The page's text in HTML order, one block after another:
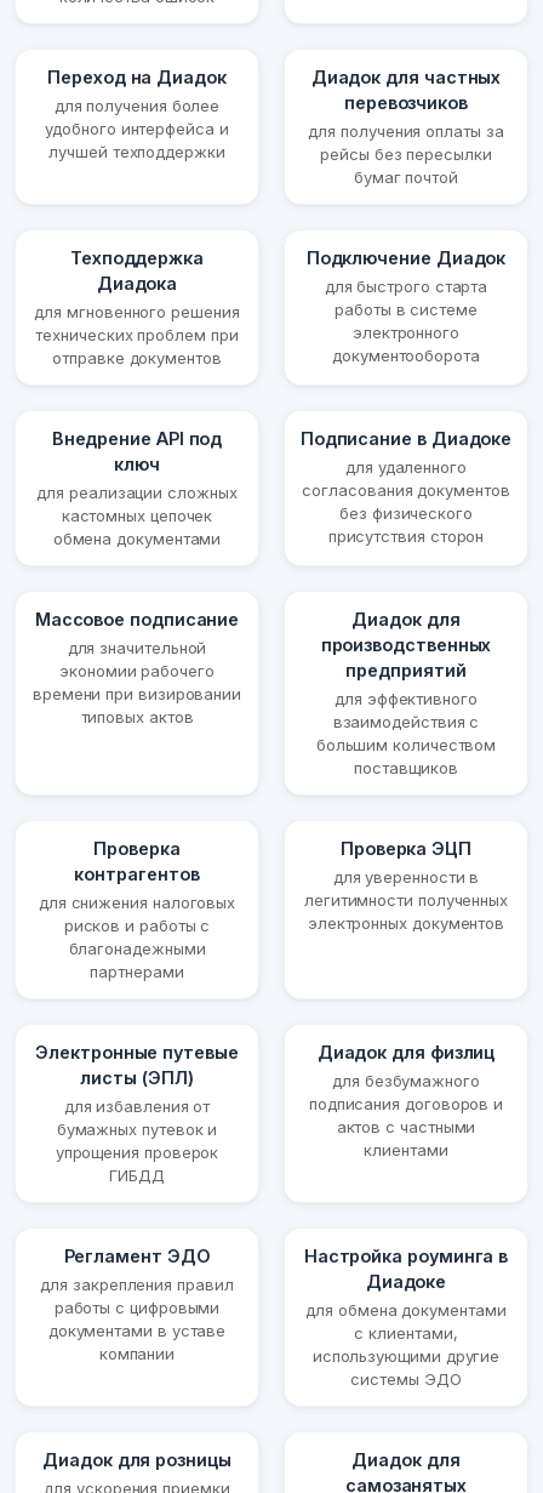
Переход на Диадок
для получения более
удобного интерфейса и
лучшей техподдержки
Диадок для частных
перевозчиков
для получения оплаты за
рейсы без пересылки
бумаг почтой
Техподдержка
Диадока
для мгновенного решения
технических проблем при
отправке документов
Подключение Диадок
для быстрого старта
работы в системе
электронного
документооборота
Внедрение API под
ключ
для реализации сложных
кастомных цепочек
обмена документами
Подписание в Диадоке
для удаленного
согласования документов
без физического
присутствия сторон
Массовое подписание
для значительной
экономии рабочего
времени при визировании
типовых актов
Диадок для
производственных
предприятий
для эффективного
взаимодействия с
большим количеством
поставщиков
Проверка
контрагентов
для снижения налоговых
рисков и работы с
благонадежными
партнерами
Проверка ЭЦП
для уверенности в
легитимности полученных
электронных документов
Электронные путевые
листы (ЭПЛ)
для избавления от
бумажных путевок и
упрощения проверок
ГИБДД
Диадок для физлиц
для безбумажного
подписания договоров и
актов с частными
клиентами
Регламент ЭДО
для закрепления правил
работы с цифровыми
документами в уставе
компании
Настройка роуминга в
Диадоке
для обмена документами
с клиентами,
использующими другие
системы ЭДО
Диадок для розницы
для ускорения приемки
Диадок для
самозанятых